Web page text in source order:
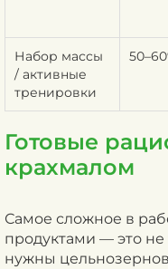
Набор массы
/ активные
тренировки
Готовые
крахмалом
Самое сложное в
продуктами — это не
нужны